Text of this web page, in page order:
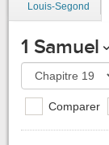
Louis-Segond
1 Samuel
Comparer